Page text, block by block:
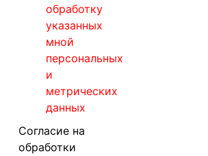
обработку
указанных
мной
персональных
и
метрических
данных
Согласие на
обработки